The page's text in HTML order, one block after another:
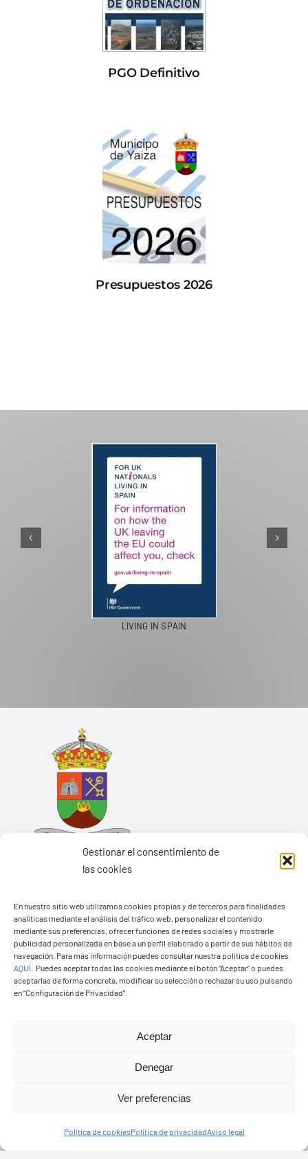
Gestionar el consentimiento de
las cookies
En nuestro sitio web utilizamos cookies propias y de terceros para finalidades
analíticas mediante el análisis del tráfico web, personalizar el contenido
mediante sus preferencias, ofrecer funciones de redes sociales y mostrarle
publicidad personalizada en base a un perfil elaborado a partir de sus hábitos de
navegación. Para más información puedes consultar nuestra política de cookies
AQUÍ
Puedes aceptar todas las cookies mediante el botón “Aceptar” o puedes
aceptarlas de forma concreta, modificar su selección o rechazar su uso pulsando
en “Configuración de Privacidad”.
Aceptar
Denegar
Ver preferencias
Política de cookiesPolítica de privacidadAviso legal
PGO Definitivo
Presupuestos 2026
LIVING IN SPAIN
Ayuntamiento de Yaiza
Pza. de Los Remedios, 1
35570 – Yaiza
Tel:928 83 62 20
© Copyright2026 Ayuntamiento de Yaiza - Todos los